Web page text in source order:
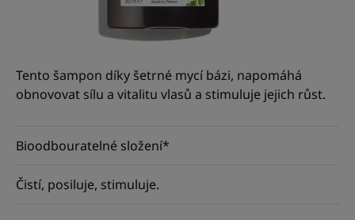
Tento šampon díky šetrné mycí bázi, napomáhá
obnovovat sílu a vitalitu vlasů a stimuluje jejich růst.
Bioodbouratelné složení*
Čistí, posiluje, stimuluje.